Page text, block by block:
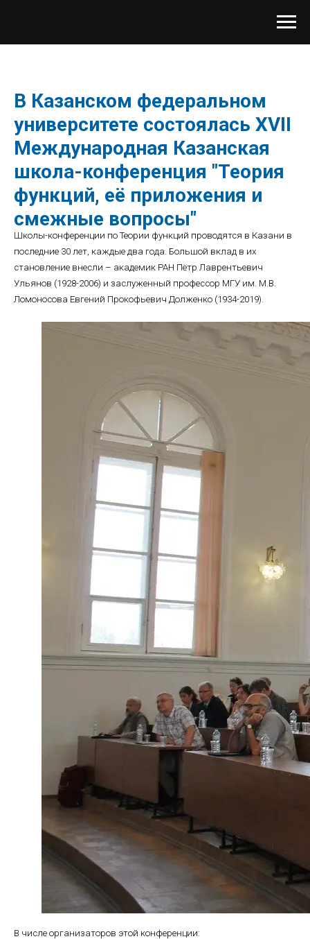
В Казанском федеральном
университете состоялась XVII
Международная Казанская
школа-конференция "Теория
функций, её приложения и
смежные вопросы"
Школы-конференции по Теории функций проводятся в Казани в
последние 30 лет, каждые два года. Большой вклад в их
становление внесли – академик РАН Пётр Лаврентьевич
Ульянов (1928-2006) и заслуженный профессор МГУ им. М.В.
Ломоносова Евгений Прокофьевич Долженко (1934-2019).
В числе организаторов этой конференции: